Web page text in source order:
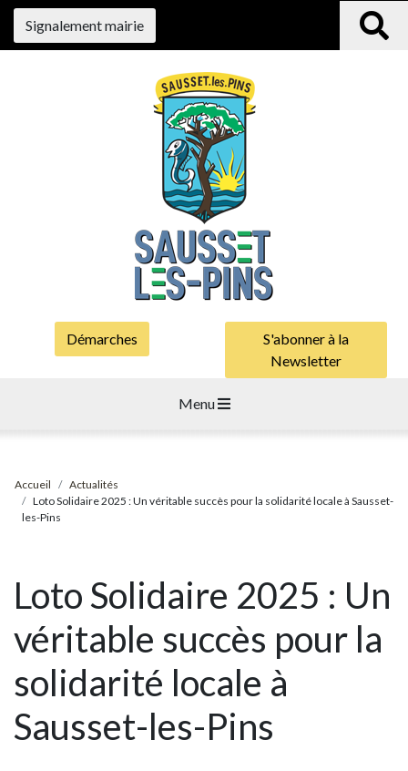
Signalement mairie
Démarches
S'abonner à la
Newsletter
Menu
Accueil
Actualités
Loto Solidaire 2025 : Un véritable succès pour la solidarité locale à Sausset-
les-Pins
Loto Solidaire 2025 : Un
véritable succès pour la
solidarité locale à
Sausset-les-Pins